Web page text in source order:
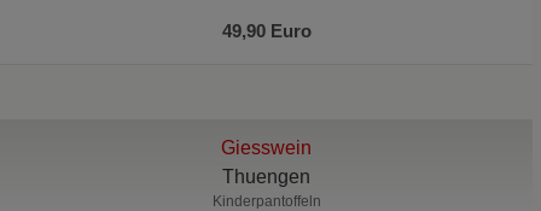
49,90 Euro
Giesswein
Thuengen
Kinderpantoffeln